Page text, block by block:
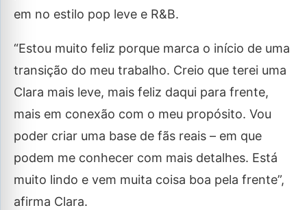
em no estilo pop leve e R&B.
“Estou muito feliz porque marca o início de uma
transição do meu trabalho. Creio que terei uma
Clara mais leve, mais feliz daqui para frente,
mais em conexão com o meu propósito. Vou
poder criar uma base de fãs reais – em que
podem me conhecer com mais detalhes. Está
muito lindo e vem muita coisa boa pela frente”,
afirma Clara.